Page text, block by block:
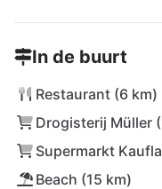
In de buurt
Restaurant (6 km)
Drogisterij Müller
Supermarkt
Beach (15 km)